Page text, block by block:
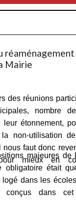
réaménagement
Mairie
des réunions
nombre
leur étonnement,
non-utilisation
Il nous faut donc
mieux en
majeures de
obligatoire était
logé dans les
conçus dans